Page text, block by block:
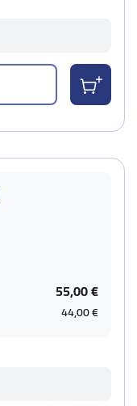
55,00 €
44,00 €